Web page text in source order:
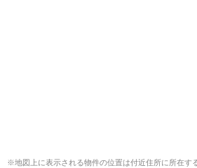
※地図上に表示される物件の位置は付近住所に所在す